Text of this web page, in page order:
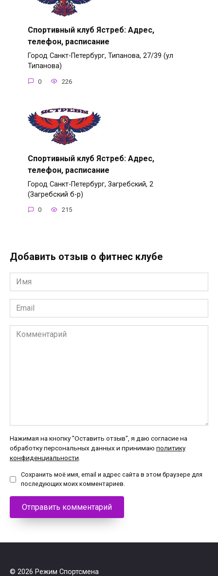
Спортивный клуб Ястреб: Адрес,
телефон, расписание
Город Санкт-Петербург, Типанова, 27/39 (ул
Типанова)
0 226
Спортивный клуб Ястреб: Адрес,
телефон, расписание
Город Санкт-Петербург, Загребский, 2
(Загребский б-р)
0 215
Добавить отзыв о фитнес клубе
Имя
*
Email
*
Комментарий
Нажимая на кнопку "Оставить отзыв", я даю согласие на
обработку персональных данных и принимаю политику
конфиденциальности.
Сохранить моё имя, email и адрес сайта в этом браузере для
последующих моих комментариев.
© 2026 Режим Спортсмена